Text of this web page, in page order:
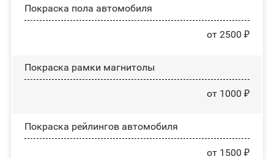
Покраска пола автомобиля
от 2500 ₽
Покраска рамки магнитолы
от 1000 ₽
Покраска рейлингов автомобиля
от 1500 ₽